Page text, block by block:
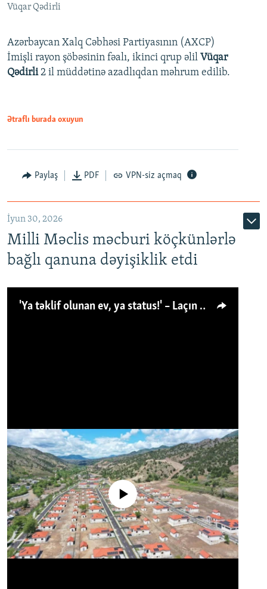
Vüqar Qədirli
Azərbaycan Xalq Cəbhəsi Partiyasının (AXCP)
İmişli rayon şöbəsinin fəalı, ikinci qrup əlil Vüqar
Qədirli2 il müddətinə azadlıqdan məhrum edilib.
Ətraflı burada oxuyun
Paylaş PDF VPN-siz açmaq
İyun 30, 2026
Milli Məclis məcburi köçkünlərlə
bağlı qanuna dəyişiklik etdi
'Ya təklif olunan ev, ya status!' – Laçın köçkünü: 'Laçından başqa heç hara!'
No media source currently available